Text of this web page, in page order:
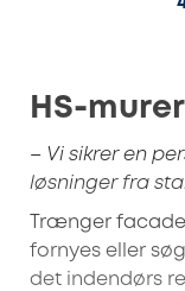
HS-
– Vi sikrer en
løsninger fra
Trænger
fornyes eller
det indendørs